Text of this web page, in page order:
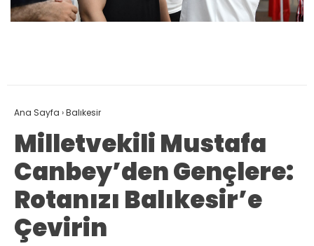
Ana Sayfa ›Balıkesir
Milletvekili Mustafa
Canbey’den Gençlere:
Rotanızı Balıkesir’e
Çevirin